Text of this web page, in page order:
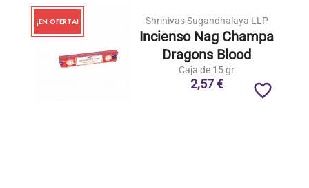
¡EN OFERTA! Shrinivas Sugandhalaya LLP
Incienso Nag Champa
Dragons Blood
Caja de 15 gr
2,57 € favorite_border